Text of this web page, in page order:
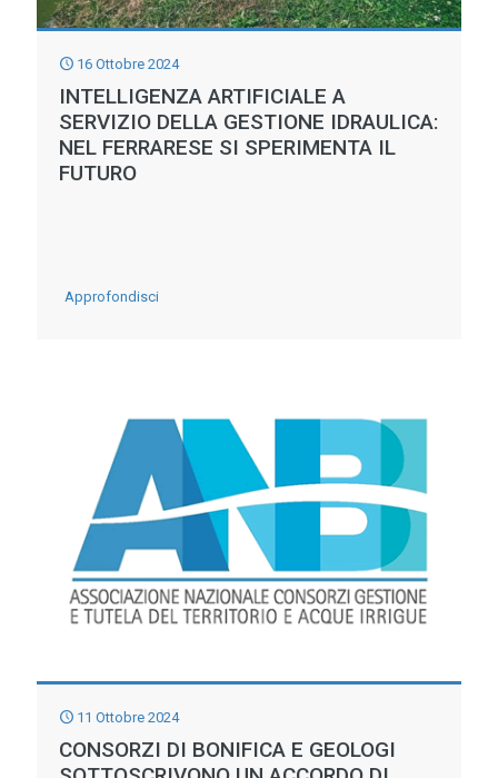
IL
16 Ottobre 2024
INTELLIGENZA ARTIFICIALE A
SERVIZIO DELLA GESTIONE IDRAULICA:
NEL FERRARESE SI SPERIMENTA IL
FUTURO
Approfondisci-
SERVIZIO
DELLA
GESTIONE
IDRAULICA:
NEL
FERRARESE
SI
11 Ottobre 2024
CONSORZI DI BONIFICA E GEOLOGI